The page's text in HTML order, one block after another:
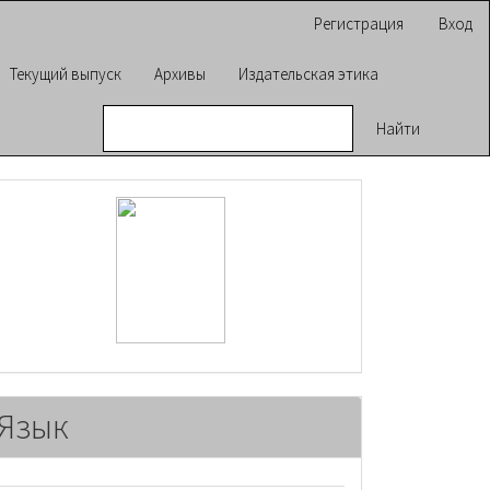
Регистрация Вход
Текущий выпуск Архивы Издательская этика
Найти